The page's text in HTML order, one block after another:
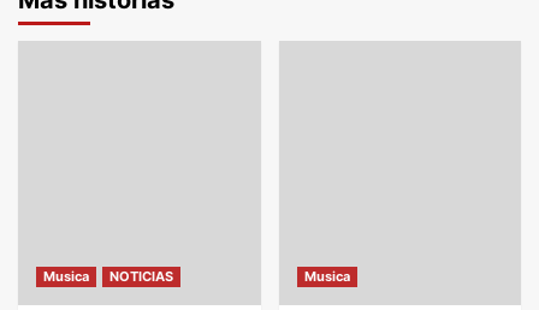
Musica NOTICIAS Musica